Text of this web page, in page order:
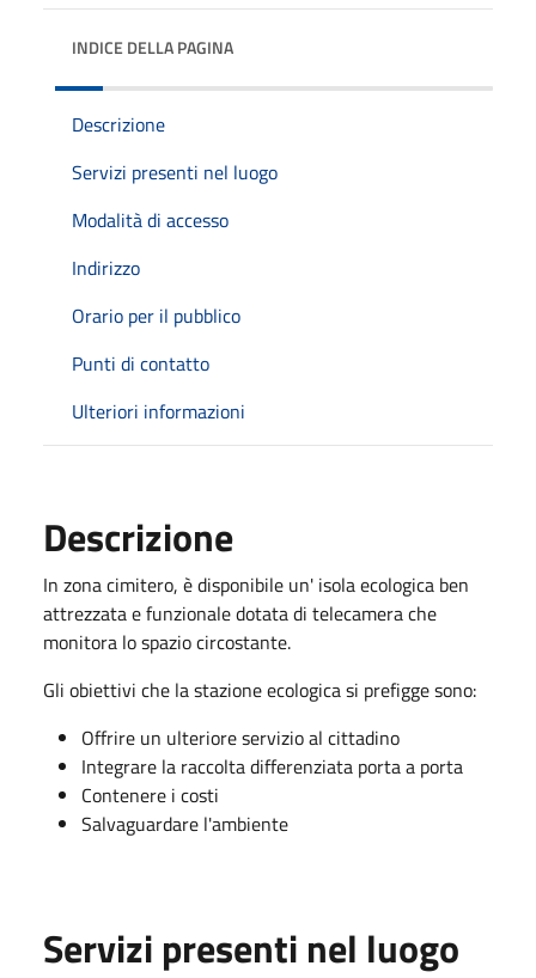
INDICE DELLA PAGINA
Descrizione
Servizi presenti nel luogo
Modalità di accesso
Indirizzo
Orario per il pubblico
Punti di contatto
Ulteriori informazioni
Descrizione
In zona cimitero, è disponibile un' isola ecologica ben
attrezzata e funzionale dotata di telecamera che
monitora lo spazio circostante.
Gli obiettivi che la stazione ecologica si prefigge sono:
Offrire un ulteriore servizio al cittadino
Integrare la raccolta differenziata porta a porta
Contenere i costi
Salvaguardare l'ambiente
Servizi presenti nel luogo